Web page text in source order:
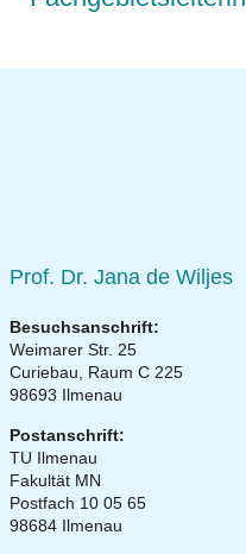
Prof. Dr. Jana de Wiljes
Besuchsanschrift:
Weimarer Str. 25
Curiebau, Raum C 225
98693 Ilmenau
Postanschrift:
TU Ilmenau
Fakultät MN
Postfach 10 05 65
98684 Ilmenau